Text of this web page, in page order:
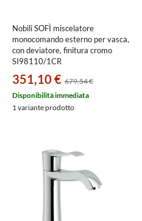
Nobili SOFÌ miscelatore
monocomando esterno per vasca,
con deviatore, finitura cromo
SI98110/1CR
351,10 € 679,54 €
Disponibilità immediata
1 variante prodotto